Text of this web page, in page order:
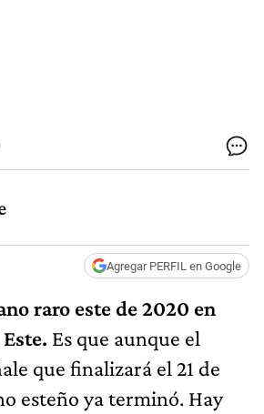
Agregar PERFIL en Google
raro este de 2020 en
Es que aunque el
que finalizará el 21 de
esteño ya terminó. Hay